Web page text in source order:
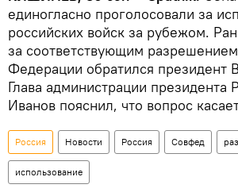
единогласно проголосовали за
российских войск за рубежом.
за соответствующим
Федерации обратился президент
Глава администрации президента
Иванов пояснил, что вопрос
Россия Новости Россия Совфед
использование